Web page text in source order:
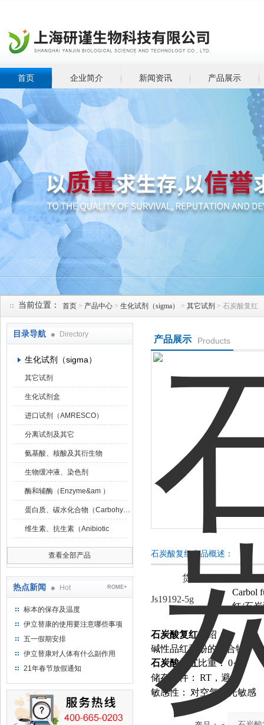
首页 企业简介 新闻资讯 产品展示
当前位置： 首页 > 产品中心 > 生化试剂（sigma） > 其它试剂 > 石炭酸复红
目录导航 Directory
生化试剂（sigma）
其它试剂
生化试剂盒
进口试剂（AMRESCO）
分离试剂及其它
氨基酸、核酸及其衍生物
生物缓冲液、染色剂
酶和辅酶（Enzyme&am ）
蛋白质、碳水化合物（Carbohydrat）
维生素、抗生素（Anibiotic
查看全部产品
热点新闻 Hot ROME+
标本的保存及温度
伊立替康的使用要注意哪些事项
五一假期安排
伊立替康对人体有什么副作用
21年春节放假通知
产品展示 Products
石炭酸复红产品概述：
货号
Js19192-5g
Carbol
红/石
石炭酸复红介绍：
碱性品红和酚的混合物
石炭酸复红比重： 0·9
储存条件： RT，避光
敏感性：
对空气和光敏感